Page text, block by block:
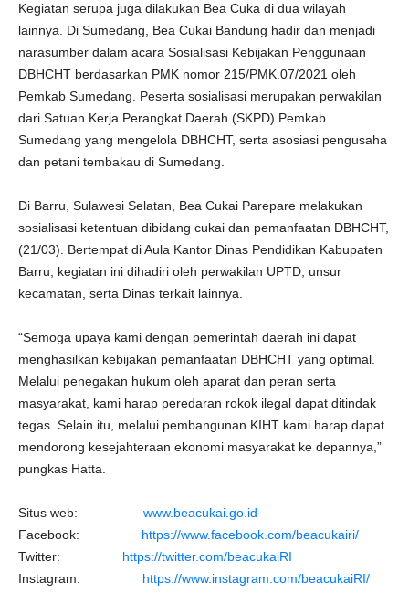
Kegiatan serupa juga dilakukan Bea Cuka di dua wilayah
lainnya. Di Sumedang, Bea Cukai Bandung hadir dan menjadi
narasumber dalam acara Sosialisasi Kebijakan Penggunaan
DBHCHT berdasarkan PMK nomor 215/PMK.07/2021 oleh
Pemkab Sumedang. Peserta sosialisasi merupakan perwakilan
dari Satuan Kerja Perangkat Daerah (SKPD) Pemkab
Sumedang yang mengelola DBHCHT, serta asosiasi pengusaha
dan petani tembakau di Sumedang.
Di Barru, Sulawesi Selatan, Bea Cukai Parepare melakukan
sosialisasi ketentuan dibidang cukai dan pemanfaatan DBHCHT,
(21/03). Bertempat di Aula Kantor Dinas Pendidikan Kabupaten
Barru, kegiatan ini dihadiri oleh perwakilan UPTD, unsur
kecamatan, serta Dinas terkait lainnya.
“Semoga upaya kami dengan pemerintah daerah ini dapat
menghasilkan kebijakan pemanfaatan DBHCHT yang optimal.
Melalui penegakan hukum oleh aparat dan peran serta
masyarakat, kami harap peredaran rokok ilegal dapat ditindak
tegas. Selain itu, melalui pembangunan KIHT kami harap dapat
mendorong kesejahteraan ekonomi masyarakat ke depannya,”
pungkas Hatta.
Situs web: www.beacukai.go.id
Facebook: https://www.facebook.com/beacukairi/
Twitter: https://twitter.com/beacukaiRI
Instagram: https://www.instagram.com/beacukaiRI/